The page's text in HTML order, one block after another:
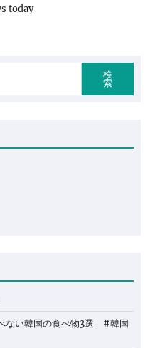
today
検
索
ない韓国の食べ物3選 #韓国